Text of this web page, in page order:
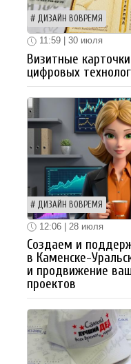
ДИЗАЙН ВОВРЕМЯ
11:59 | 30 июля
Визитные
цифровых
ДИЗАЙН ВОВРЕМЯ
12:06 | 28 июля
Создаем и
в Каменске-
и продвижение
проектов